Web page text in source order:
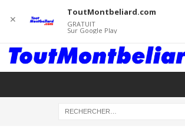
✕
ToutMontbeliard.com
GRATUIT
Sur Google Play